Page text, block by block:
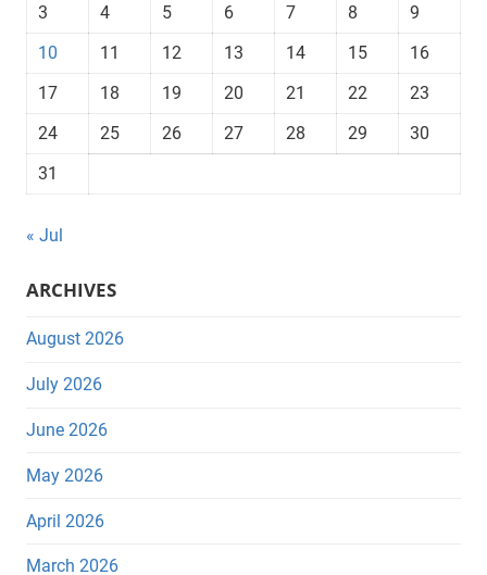
3
4 5 6 7 8
9
10
11 12 13 14 15
16
17
18 19 20 21 22
23
24
25 26 27 28 29
30
31
« Jul
ARCHIVES
August 2026
July 2026
June 2026
May 2026
April 2026
March 2026